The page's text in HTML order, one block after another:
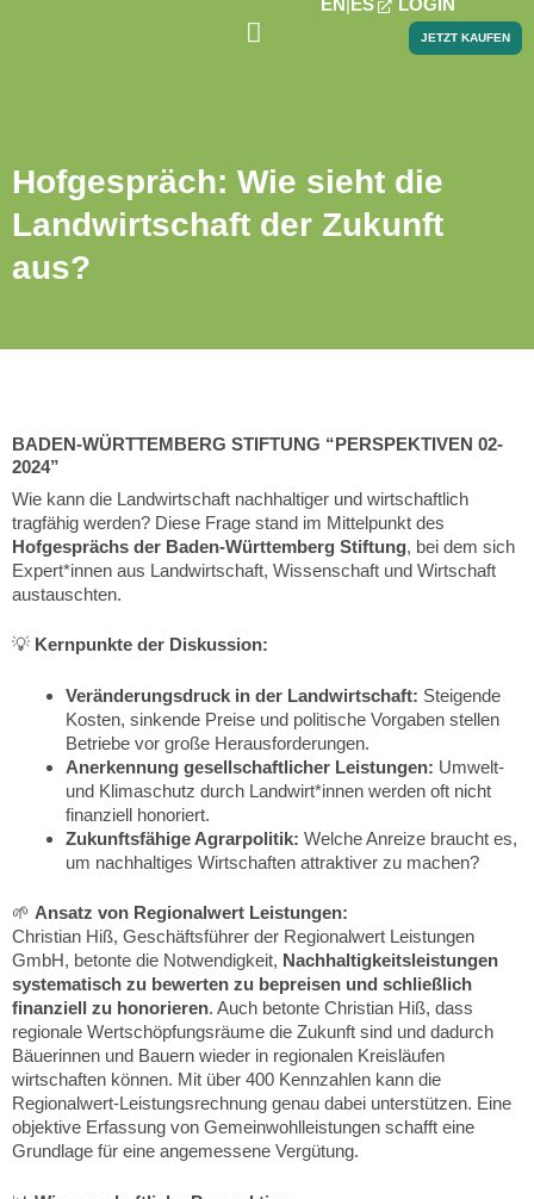
EN ES LOGIN
JETZT KAUFEN
Hofgespräch: Wie sieht die
Landwirtschaft der Zukunft
aus?
BADEN-WÜRTTEMBERG STIFTUNG “PERSPEKTIVEN 02-
2024”
Wie kann die Landwirtschaft nachhaltiger und wirtschaftlich
tragfähig werden? Diese Frage stand im Mittelpunkt des
Hofgesprächs der Baden-Württemberg Stiftung, bei dem sich
Expert*innen aus Landwirtschaft, Wissenschaft und Wirtschaft
austauschten.
💡 Kernpunkte der Diskussion:
Veränderungsdruck in der Landwirtschaft: Steigende
Kosten, sinkende Preise und politische Vorgaben stellen
Betriebe vor große Herausforderungen.
Anerkennung gesellschaftlicher Leistungen: Umwelt-
und Klimaschutz durch Landwirt*innen werden oft nicht
finanziell honoriert.
Zukunftsfähige Agrarpolitik: Welche Anreize braucht es,
um nachhaltiges Wirtschaften attraktiver zu machen?
🌱 Ansatz von Regionalwert Leistungen:
Christian Hiß, Geschäftsführer der Regionalwert Leistungen
GmbH, betonte die Notwendigkeit, Nachhaltigkeitsleistungen
systematisch zu bewerten zu bepreisen und schließlich
finanziell zu honorieren. Auch betonte Christian Hiß, dass
regionale Wertschöpfungsräume die Zukunft sind und dadurch
Bäuerinnen und Bauern wieder in regionalen Kreisläufen
wirtschaften können. Mit über 400 Kennzahlen kann die
Regionalwert-Leistungsrechnung genau dabei unterstützen. Eine
objektive Erfassung von Gemeinwohlleistungen schafft eine
Grundlage für eine angemessene Vergütung.